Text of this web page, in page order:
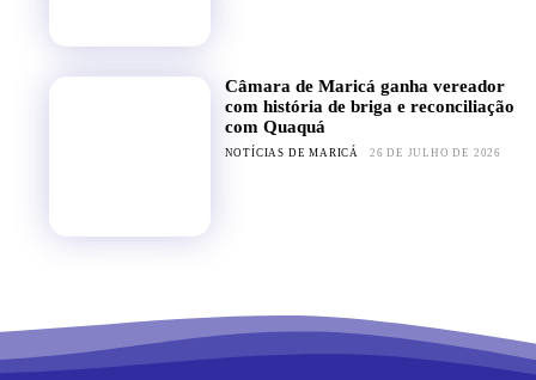
Câmara de Maricá ganha vereador
com história de briga e reconciliação
com Quaquá
NOTÍCIAS DE MARICÁ 26 DE JULHO DE 2026